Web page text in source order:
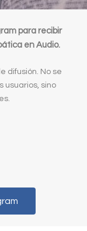
para recibir
en Audio.
difusión. No se
usuarios, sino